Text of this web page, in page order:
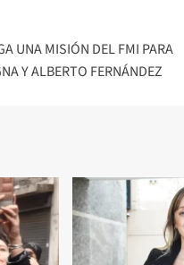
UNA MISIÓN DEL FMI PARA
Y ALBERTO FERNÁNDEZ